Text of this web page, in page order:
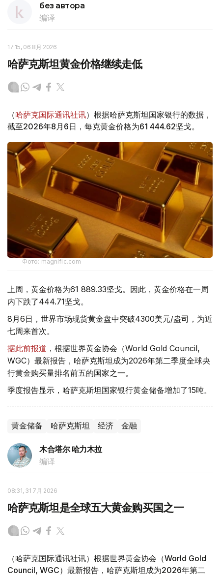
без автора
编译
17:15, 06 8月 2026
哈萨克斯坦黄金价格继续走低
（哈萨克国际通讯社讯）根据哈萨克斯坦国家银行的数据，
截至2026年8月6日，每克黄金价格为61 444.62坚戈。
Фото: magnific.com
上周，黄金价格为61 889.33坚戈。因此，黄金价格在一周
内下跌了444.71坚戈。
8月6日，世界市场现货黄金盘中突破4300美元/盎司，为近
七周来首次。
据此前报道 ，根据世界黄金协会（World Gold Council,
WGC）最新报告，哈萨克斯坦成为2026年第二季度全球央
行黄金购买量排名前五的国家之一。
季度报告显示，哈萨克斯坦国家银行黄金储备增加了15吨。
黄金储备 哈萨克斯坦 经济 金融
木合塔尔 哈力木拉
编译
08:31, 31 7月 2026
哈萨克斯坦是全球五大黄金购买国之一
（哈萨克国际通讯社讯）根据世界黄金协会（World Gold
Council, WGC）最新报告，哈萨克斯坦成为2026年第二